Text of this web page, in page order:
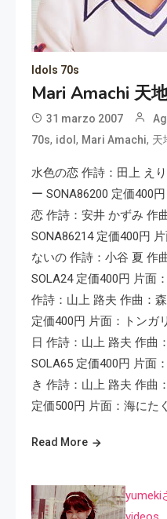
Idols 70s
Mari Amachi 天
31 marzo 2007
70s, idol, Mari Amachi, 天
水色の恋 作詩：田上 え
ー SONA86200 定価400
恋 作詩：安井 かずみ 作
SONA86214 定価400円
ないの 作詩：小谷 夏 作
SOLA24 定価400円 片面
作詩：山上 路夫 作曲：
定価400円 片面：トンガ
日 作詩：山上 路夫 作曲
SOLA65 定価400円 片面
き 作詩：山上 路夫 作曲
定価500円 片面：海にた
Read More
yumeki